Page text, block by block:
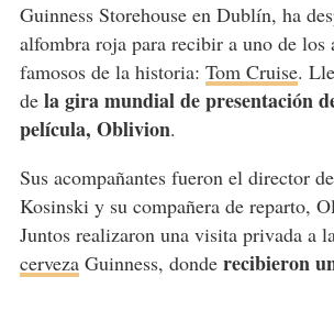
Guinness Storehouse en Dublín, ha
alfombra roja para recibir a uno de los
famosos de la historia: Tom Cruise.
dela gira mundial de presentación
película, Oblivion.
Sus acompañantes fueron el director
Kosinski y su compañera de reparto,
Juntos realizaron una visita privada a
cervezaGuinness, donde recibieron